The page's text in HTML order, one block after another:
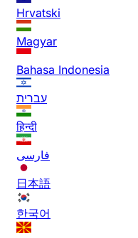
Hrvatski
Magyar
Bahasa Indonesia
עברית
हिन्दी
فارسی
日本語
한국어